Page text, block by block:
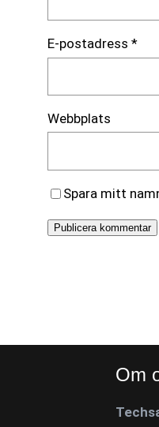
E-postadress *
Webbplats
Spara mitt
Om